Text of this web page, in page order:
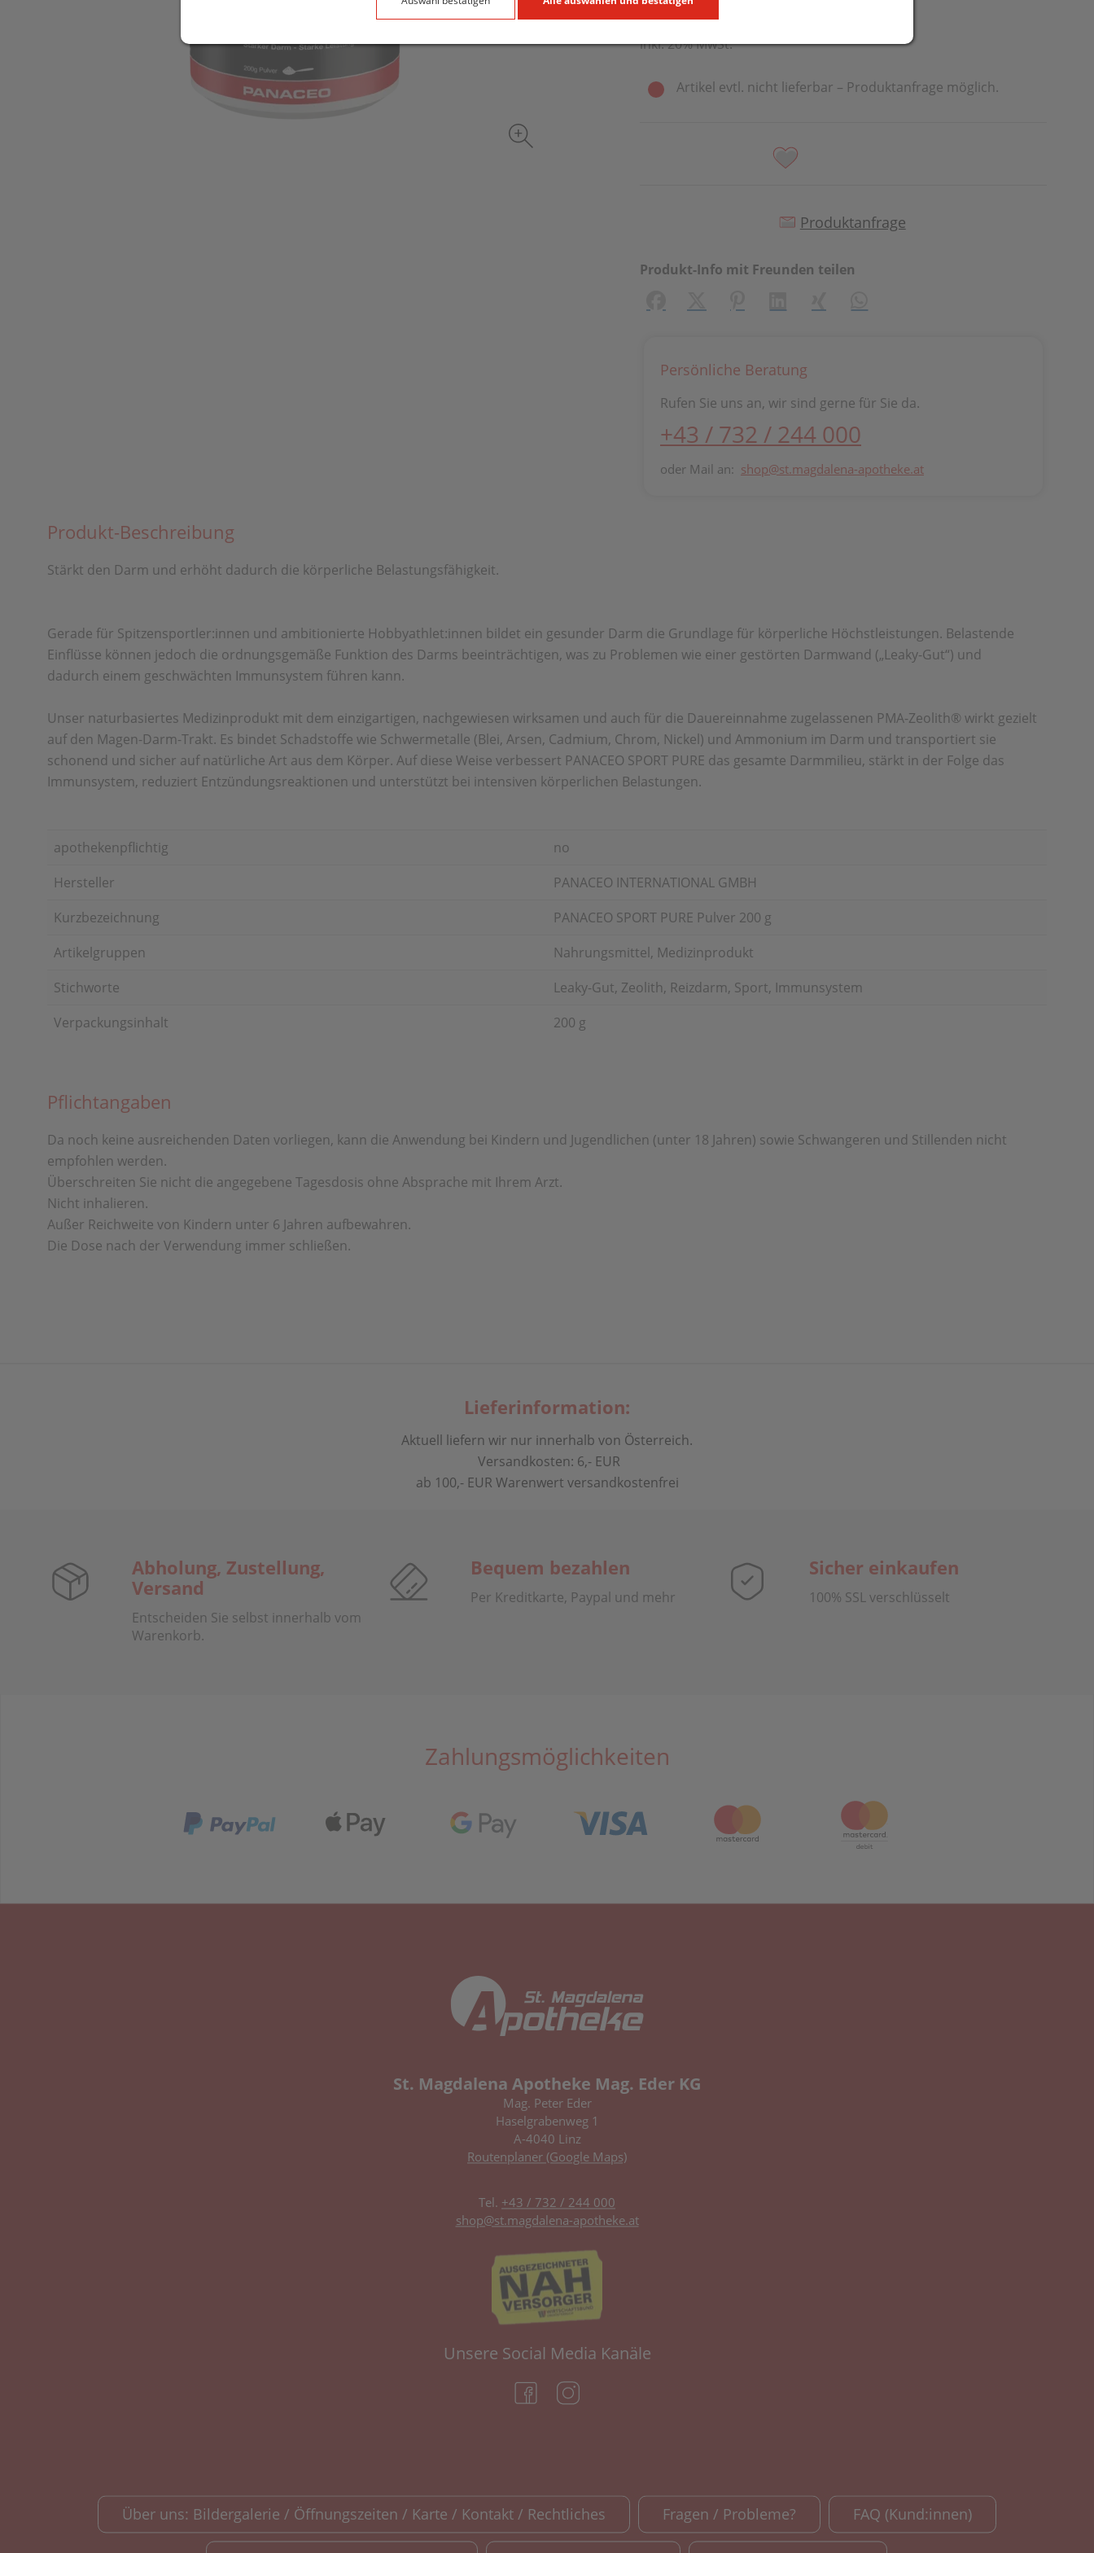
inkl. 20% MwSt.
Artikel evtl. nicht lieferbar – Produktanfrage möglich.
Produktanfrage
Produkt-Info mit Freunden teilen
Persönliche Beratung
Rufen Sie uns an, wir sind gerne für Sie da.
+43 / 732 / 244 000
oder Mail an: shop@st.magdalena-apotheke.at
Produkt-Beschreibung
Stärkt den Darm und erhöht dadurch die körperliche Belastungsfähigkeit.
Gerade für Spitzensportler:innen und ambitionierte Hobbyathlet:innen bildet ein gesunder Darm die Grundlage für körperliche Höchstleistungen. Belastende
Einflüsse können jedoch die ordnungsgemäße Funktion des Darms beeinträchtigen, was zu Problemen wie einer gestörten Darmwand („Leaky-Gut“) und
dadurch einem geschwächten Immunsystem führen kann.
Unser naturbasiertes Medizinprodukt mit dem einzigartigen, nachgewiesen wirksamen und auch für die Dauereinnahme zugelassenen PMA-Zeolith® wirkt gezielt
auf den Magen-Darm-Trakt. Es bindet Schadstoffe wie Schwermetalle (Blei, Arsen, Cadmium, Chrom, Nickel) und Ammonium im Darm und transportiert sie
schonend und sicher auf natürliche Art aus dem Körper. Auf diese Weise verbessert PANACEO SPORT PURE das gesamte Darmmilieu, stärkt in der Folge das
Immunsystem, reduziert Entzündungsreaktionen und unterstützt bei intensiven körperlichen Belastungen.
apothekenpflichtig
no
Hersteller
PANACEO INTERNATIONAL GMBH
Kurzbezeichnung
PANACEO SPORT PURE Pulver 200 g
Artikelgruppen
Nahrungsmittel, Medizinprodukt
Stichworte
Leaky-Gut, Zeolith, Reizdarm, Sport, Immunsystem
Verpackungsinhalt
200 g
Pflichtangaben
Da noch keine ausreichenden Daten vorliegen, kann die Anwendung bei Kindern und Jugendlichen (unter 18 Jahren) sowie Schwangeren und Stillenden nicht
empfohlen werden.
Überschreiten Sie nicht die angegebene Tagesdosis ohne Absprache mit Ihrem Arzt.
Nicht inhalieren.
Außer Reichweite von Kindern unter 6 Jahren aufbewahren.
Die Dose nach der Verwendung immer schließen.
Lieferinformation:
Aktuell liefern wir nur innerhalb von Österreich.
Versandkosten: 6,- EUR
ab 100,- EUR Warenwert versandkostenfrei
Abholung, Zustellung,
Versand
Entscheiden Sie selbst innerhalb vom
Warenkorb.
Bequem bezahlen
Per Kreditkarte, Paypal und mehr
Sicher einkaufen
100% SSL verschlüsselt
Zahlungsmöglichkeiten
St. Magdalena Apotheke Mag. Eder KG
Mag. Peter Eder
Haselgrabenweg 1
A-4040 Linz
Routenplaner (Google Maps)
Tel. +43 / 732 / 244 000
shop@st.magdalena-apotheke.at
Unsere Social Media Kanäle
(öffnet in neuem Tab)
Über uns: Bildergalerie / Öffnungszeiten / Karte / Kontakt / Rechtliches Fragen / Probleme? FAQ (Kund:innen)